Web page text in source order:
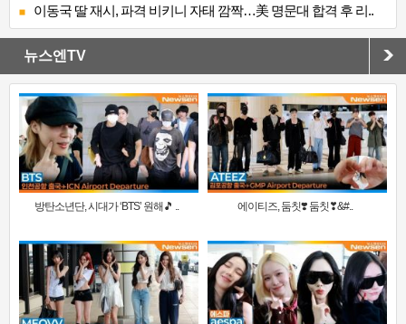
이동국 딸 재시, 파격 비키니 자태 깜짝…美 명문대 합격 후 리..
뉴스엔TV
방탄소년단, 시대가 ‘BTS’ 원해🎵 .. 에이티즈, 둠칫❣️ 둠칫❣&#..